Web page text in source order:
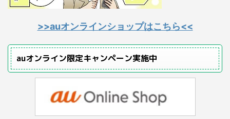
>>auオンラインショップはこちら<<
auオンライン限定キャンペーン実施中